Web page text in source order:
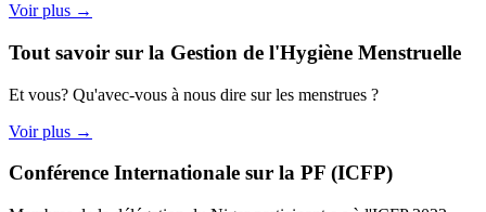
Voir plus →
Tout savoir sur la Gestion de l'Hygiène Menstruelle
Et vous? Qu'avec-vous à nous dire sur les menstrues ?
Voir plus →
Conférence Internationale sur la PF (ICFP)